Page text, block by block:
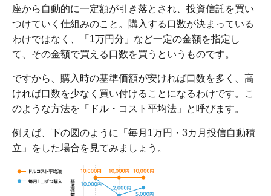
座から自動的に一定額が引き落とされ、投資信託を買い
つけていく仕組みのこと。購入する口数が決まっている
わけではなく、「1万円分」など一定の金額を指定し
て、その金額で買える口数を買うというものです。
ですから、購入時の基準価額が安ければ口数を多く、高
ければ口数を少なく買い付けることになるわけです。こ
のような方法を「ドル・コスト平均法」と呼びます。
例えば、下の図のように「毎月1万円・3カ月投信自動積
立」をした場合を見てみましょう。